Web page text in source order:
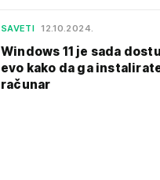
SAVETI 12.10.2024.
Windows 11 je sada
evo kako da ga
računar